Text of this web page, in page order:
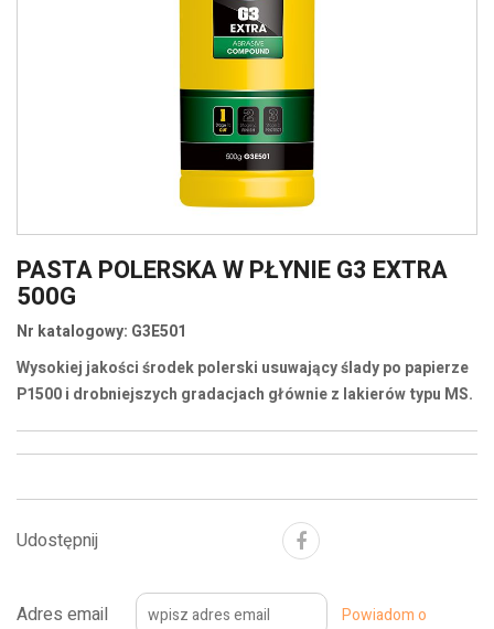
PASTA POLERSKA W PŁYNIE G3 EXTRA
500G
Nr katalogowy: G3E501
Wysokiej jakości środek polerski usuwający ślady po papierze
P1500 i drobniejszych gradacjach głównie z lakierów typu MS.
Udostępnij
Adres email
Powiadom o